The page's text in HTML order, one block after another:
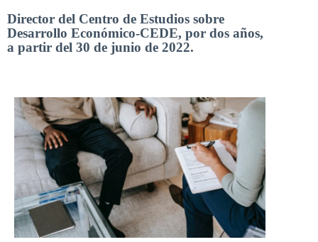
Director del Centro de Estudios sobre
Desarrollo Económico-CEDE, por dos años,
a partir del 30 de junio de 2022.